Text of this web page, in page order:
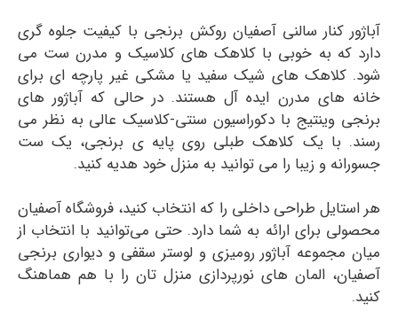
آباژور کنار سالنی آصفیان روکش برنجی با کیفیت جلوه گری
دارد که به خوبی با کلاهک های کلاسیک و مدرن ست می
شود. کلاهک های شیک سفید یا مشکی غیر پارچه ای برای
خانه های مدرن ایده آل هستند. در حالی که آباژور های
برنجی وینتیج با دکوراسیون سنتی-کلاسیک عالی به نظر می
رسند. با یک کلاهک طبلی روی پایه ی برنجی، یک ست
جسورانه و زیبا را می توانید به منزل خود هدیه کنید.
هر استایل طراحی داخلی را که انتخاب کنید، فروشگاه آصفیان
محصولی برای ارائه به شما دارد. حتی می‌توانید با انتخاب از
میان مجموعه‌ آباژور رومیزی و لوستر سقفی و دیواری برنجی
آصفیان، المان های نورپردازی منزل تان را با هم هماهنگ
کنید.